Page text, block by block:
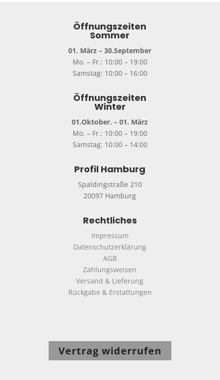
Öffnungszeiten
Sommer
01. März – 30.September
Mo. – Fr.: 10:00 – 19:00
Samstag: 10:00 – 16:00
Öffnungszeiten
Winter
01.Oktober. – 01. März
Mo. – Fr.: 10:00 – 19:00
Samstag: 10:00 – 14:00
Profil Hamburg
Spaldingstraße 210
20097 Hamburg
Rechtliches
Impressum
Datenschutzerklärung
AGB
Zahlungsweisen
Versand & Lieferung
Rückgabe & Erstattungen
Vertrag widerrufen